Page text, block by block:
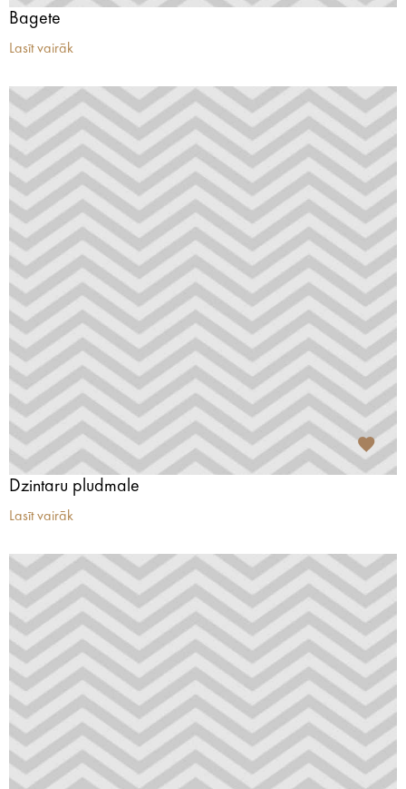
Bagete
Lasīt vairāk
Dzintaru pludmale
Lasīt vairāk